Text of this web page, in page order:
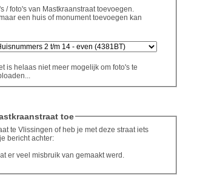
/ foto's van Mastkraanstraat toevoegen.
een huis of monument toevoegen kan
is helaas niet meer mogelijk om foto's te
toe
te Vlissingen of heb je met deze straat iets
bericht achter:
er veel misbruik van gemaakt werd.